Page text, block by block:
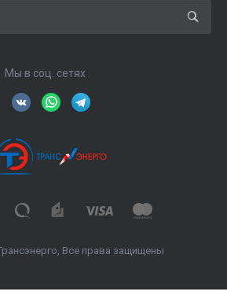
Мы в соц. сетях
Все права защищены